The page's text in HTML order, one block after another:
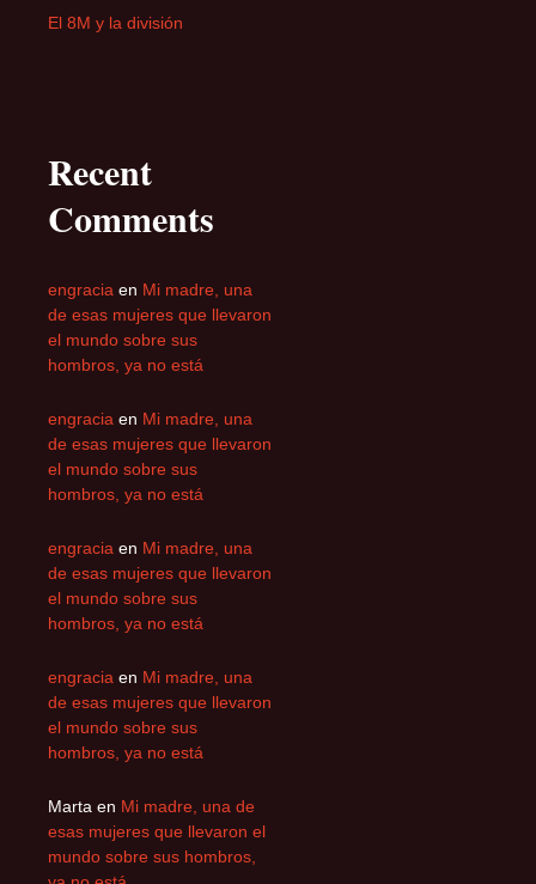
El 8M y la división
Recent
Comments
engracia en Mi madre, una
de esas mujeres que llevaron
el mundo sobre sus
hombros, ya no está
engracia en Mi madre, una
de esas mujeres que llevaron
el mundo sobre sus
hombros, ya no está
engracia en Mi madre, una
de esas mujeres que llevaron
el mundo sobre sus
hombros, ya no está
engracia en Mi madre, una
de esas mujeres que llevaron
el mundo sobre sus
hombros, ya no está
Marta en Mi madre, una de
esas mujeres que llevaron el
mundo sobre sus hombros,